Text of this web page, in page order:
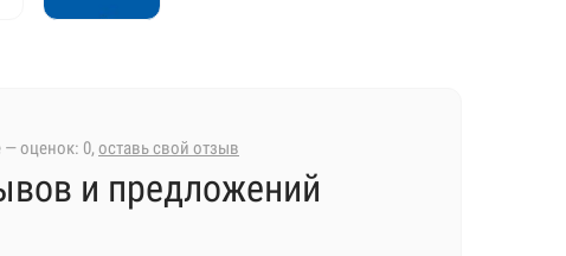
оценок: 0, оставь свой отзыв
и предложений